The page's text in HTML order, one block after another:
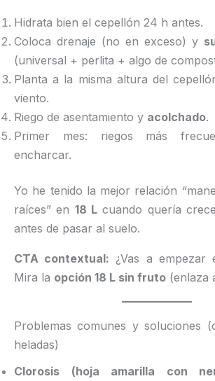
Hidrata bien el cepellón 24 h antes.
Coloca drenaje (no en exceso) y
(universal + perlita + algo de
Planta a la misma altura del
viento.
Riego de asentamiento y acolchado.
Primer mes: riegos más
encharcar.
Yo he tenido la mejor relación
raíces” en 18 L cuando quería
antes de pasar al suelo.
CTA contextual: ¿Vas a empezar
Mira la opción 18 L sin fruto (enlaza
Problemas comunes y soluciones
heladas)
Clorosis (hoja amarilla con